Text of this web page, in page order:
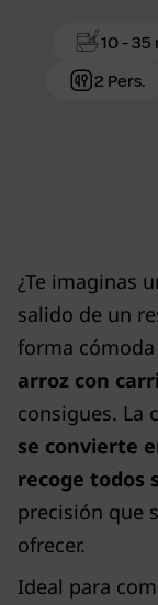
10 - 35
2 Pers.
¿Te imaginas
salido de un
forma cómoda
arroz con
consigues.
se convierte
recoge todos
precisión que
ofrecer.
Ideal para